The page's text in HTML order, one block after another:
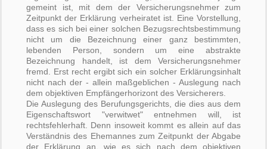
gemeint ist, mit dem der Versicherungsnehmer zum
Zeitpunkt der Erklärung verheiratet ist. Eine Vorstellung,
dass es sich bei einer solchen Bezugsrechtsbestimmung
nicht um die Bezeichnung einer ganz bestimmten,
lebenden Person, sondern um eine abstrakte
Bezeichnung handelt, ist dem Versicherungsnehmer
fremd. Erst recht ergibt sich ein solcher Erklärungsinhalt
nicht nach der - allein maßgeblichen - Auslegung nach
dem objektiven Empfängerhorizont des Versicherers.
Die Auslegung des Berufungsgerichts, die dies aus dem
Eigenschaftswort "verwitwet" entnehmen will, ist
rechtsfehlerhaft. Denn insoweit kommt es allein auf das
Verständnis des Ehemannes zum Zeitpunkt der Abgabe
der Erklärung an, wie es sich nach dem objektiven